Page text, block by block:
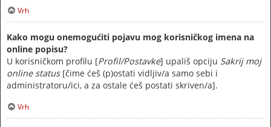
Vrh
Kako mogu onemogućiti pojavu mog korisničkog imena na
online popisu?
U korisničkom profilu [Profil/Postavke] upališ opciju Sakrij moj
online status[čime ćeš (p)ostati vidljiv/a samo sebi i
administratoru/ici, a za ostale ćeš postati skriven/a].
Vrh